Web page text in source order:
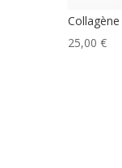
25,00€